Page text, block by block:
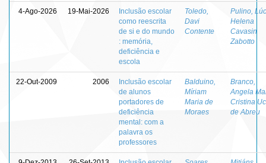
4-Ago-2026 19-Mai-2026
Inclusão escolar
como reescrita
de si e do mundo
: memória,
deficiência e
escola
Toledo,
Davi
Contente
Pulino,
Helena
Cavasin
Zabotto
22-Out-2009 2006
Inclusão escolar
de alunos
portadores de
deficiência
mental: com a
palavra os
professores
Balduino,
Míriam
Maria de
Moraes
Branco,
Angela
Cristina
de Abreu